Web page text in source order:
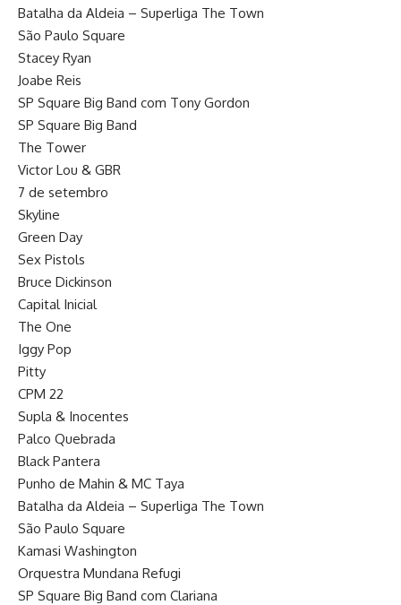
Batalha da Aldeia – Superliga The Town
São Paulo Square
Stacey Ryan
Joabe Reis
SP Square Big Band com Tony Gordon
SP Square Big Band
The Tower
Victor Lou & GBR
7 de setembro
Skyline
Green Day
Sex Pistols
Bruce Dickinson
Capital Inicial
The One
Iggy Pop
Pitty
CPM 22
Supla & Inocentes
Palco Quebrada
Black Pantera
Punho de Mahin & MC Taya
Batalha da Aldeia – Superliga The Town
São Paulo Square
Kamasi Washington
Orquestra Mundana Refugi
SP Square Big Band com Clariana